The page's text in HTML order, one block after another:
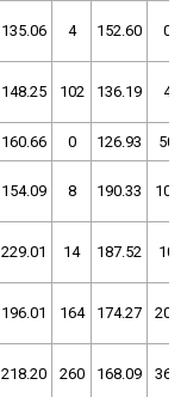
135.06 4 152.60 0
148.25 102 136.19 4
160.66 0 126.93 50
154.09 8 190.33 102
229.01 14 187.52 10
196.01 164 174.27 208
218.20 260 168.09 360